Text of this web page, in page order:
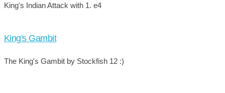
King's Indian Attack with 1. e4
King's Gambit
The King's Gambit by Stockfish 12 :)